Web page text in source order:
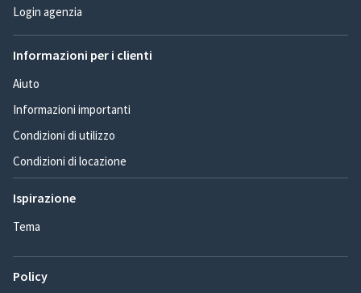
Login agenzia
Informazioni per i clienti
Aiuto
Informazioni importanti
Condizioni di utilizzo
Condizioni di locazione
Ispirazione
Tema
Policy